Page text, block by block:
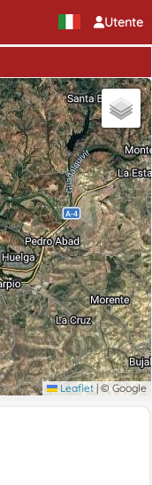
Utente
Leaflet | © Google